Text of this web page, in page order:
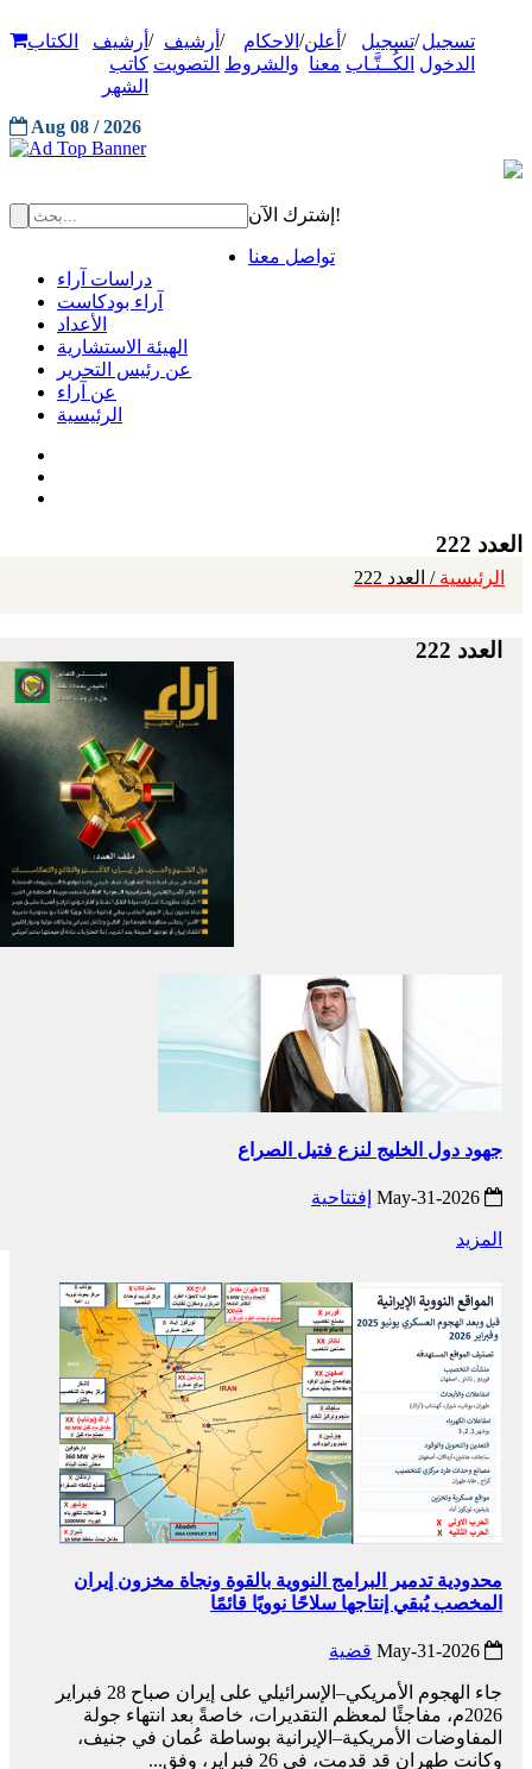
تسجيل
الدخول
/تسجيل
الكُــتَّـاب
/ أعلن
معنا
/ الاحكام
والشروط
/ أرشيف
التصويت
/ أرشيف
كاتب
الشهر
الكتاب
Aug 08 / 2026
إشترك الآن!
تواصل معنا
دراسات آراء
آراء بودكاست
الأعداد
الهيئة الاستشارية
عن رئيس التحرير
عن آراء
الرئيسية
العدد 222
الرئيسية / العدد 222
العدد 222
جهود دول الخليج لنزع فتيل الصراع
إفتتاحية
المزيد
محدودية تدمير البرامج النووية بالقوة ونجاة مخزون إيران
المخصب يُبقي إنتاجها سلاحًا نوويًا قائمًا
قضية
جاء الهجوم الأمريكي–الإسرائيلي على إيران صباح 28 فبراير
2026م، مفاجئًا لمعظم التقديرات، خاصةً بعد انتهاء جولة
المفاوضات الأمريكية–الإيرانية بوساطة عُمان في جنيف،
وكانت طهران قد قدمت، في 26 فبراير، وفق...